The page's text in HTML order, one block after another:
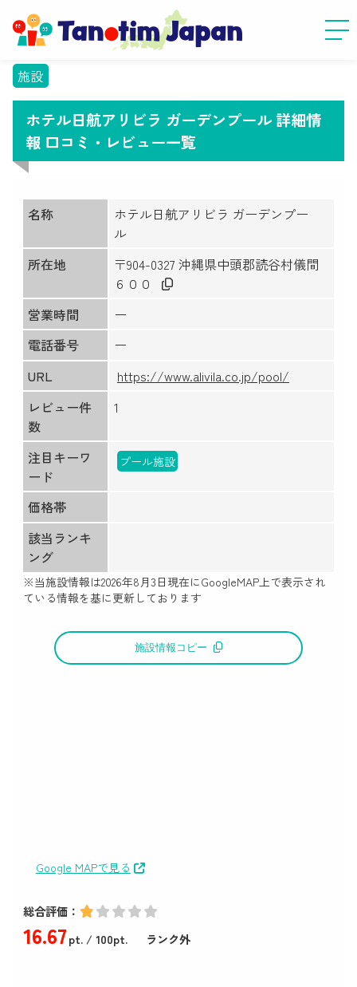
施設
ホテル日航アリビラ ガーデンプール 詳細情
報 口コミ・レビュー一覧
名称
ホテル日航アリビラ ガーデンプー
ル
所在地
〒904-0327 沖縄県中頭郡読谷村儀間
６００
営業時間
ー
電話番号
ー
URL
https://www.alivila.co.jp/pool/
レビュー件
数
1
注目キーワ
ード
プール施設
価格帯
該当ランキ
ング
※当施設情報は2026年8月3日現在にGoogleMAP上で表示され
ている情報を基に更新しております
施設情報コピー
Google MAPで見る
総合評価：
16.67pt./ 100pt. ランク外